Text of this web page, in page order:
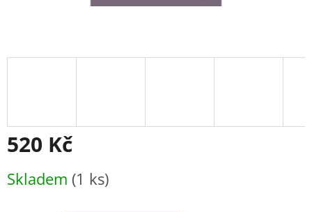
520 Kč
cena:
Skladem (1 ks)